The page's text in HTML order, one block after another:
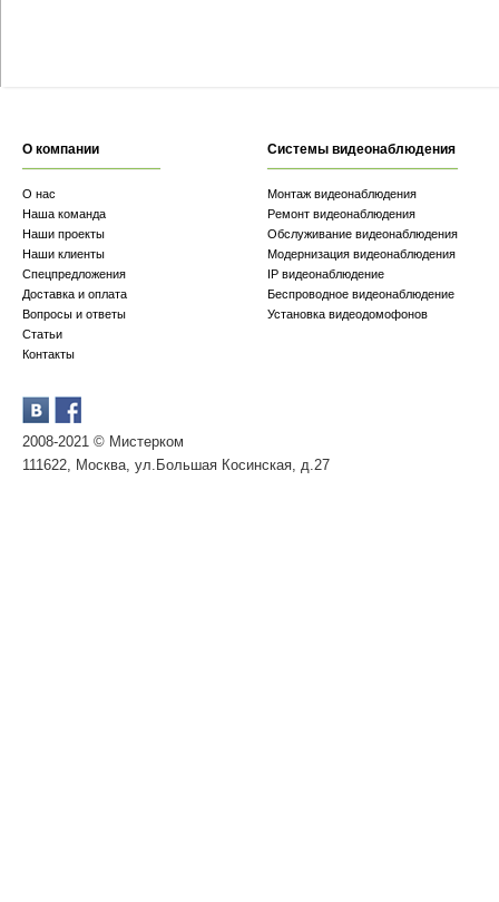
О компании
О нас
Наша команда
Наши проекты
Наши клиенты
Спецпредложения
Доставка и оплата
Вопросы и ответы
Статьи
Контакты
2008-2021 © Мистерком
111622, Москва, ул.Большая Косинская, д.27
Системы видеонаблюдения
Монтаж видеонаблюдения
Ремонт видеонаблюдения
Обслуживание видеонаблюдения
Модернизация видеонаблюдения
IP видеонаблюдение
Беспроводное видеонаблюдение
Установка видеодомофонов